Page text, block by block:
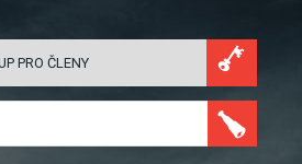
PRO ČLENY